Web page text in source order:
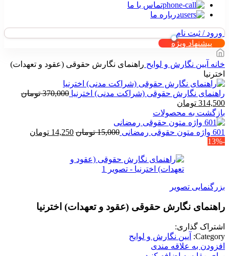
تماس با ما
درباره ما
ورود / ثبت نام
پیشنهاد ویژه
خانه آیین نگارش و لوایح راهنمای نگارش حقوقی (عقود و تعهدات)
اخترنیا
راهنمای نگارش حقوقی (شراکت مدنی) اخترنیا 370,000 تومان
قیمت
اصلی
370,000 تومان
بود.
314,500 تومان
فعلی
314,500 تومان
است.
بازگشت به محصولات
601 واژه متون حقوقی رمضانی 15,000 تومان قیمت
بود.
14,250 تومان
-13%
بزرگنمایی تصویر
راهنمای نگارش حقوقی (عقود و تعهدات) اخترنیا
اشتراک گذاری:
Category:
آیین نگارش و لوایح
افزودن به علاقه مندی